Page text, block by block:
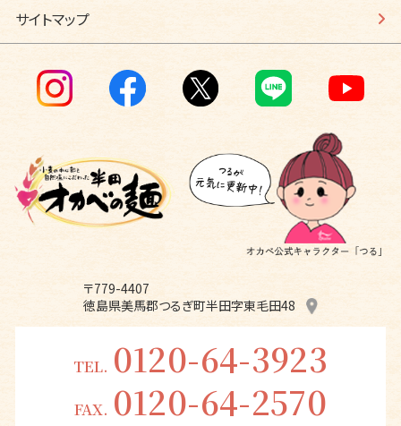
サイトマップ
〒779-4407
徳島県美馬郡つるぎ町半田字東毛田48
TEL. 0120-64-3923
FAX. 0120-64-2570